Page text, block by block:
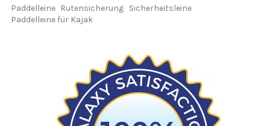
Paddelleine Rutensicherung Sicherheitsleine
Paddelleine für Kajak